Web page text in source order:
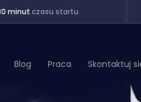
minutczasu startu
Blog Praca Skontaktuj